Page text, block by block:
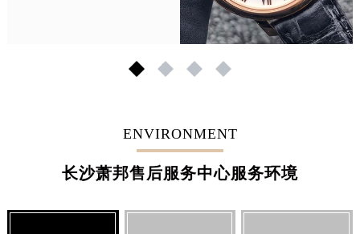
1 2 3 4
ENVIRONMENT
长沙萧邦售后服务中心服务环境